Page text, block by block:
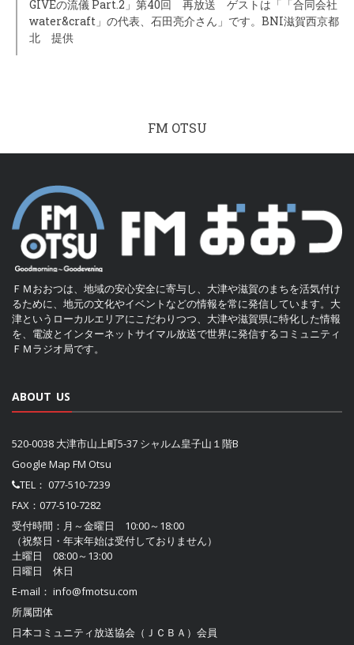
GIVEの流儀 Part.2」第40回 再放送 ゲストは「「合同会社
water&craft」の代表、石田亮介さん」です。BNI滋賀西京都
北 提供
FM OTSU
ＦＭおおつは、地域の安心安全に寄与し、大津や滋賀のまちを活気付け
るために、地元の文化やイベントなどの情報を常に発信しています。大
津というローカルエリアにこだわりつつ、大津や滋賀県に特化した情報
を、電波とインターネットサイマル放送で世界に発信するコミュニティ
ＦＭラジオ局です。
ABOUT US
520-0038 大津市山上町5-37 シャルム皇子山１階B
Google Map FM Otsu
TEL： 077-510-7239
FAX：077-510-7282
受付時間：月～金曜日 10:00～18:00
（祝祭日・年末年始は受付しておりません）
土曜日 08:00～13:00
日曜日 休日
E-mail： info@fmotsu.com
所属団体
日本コミュニティ放送協会（ＪＣＢＡ） 会員